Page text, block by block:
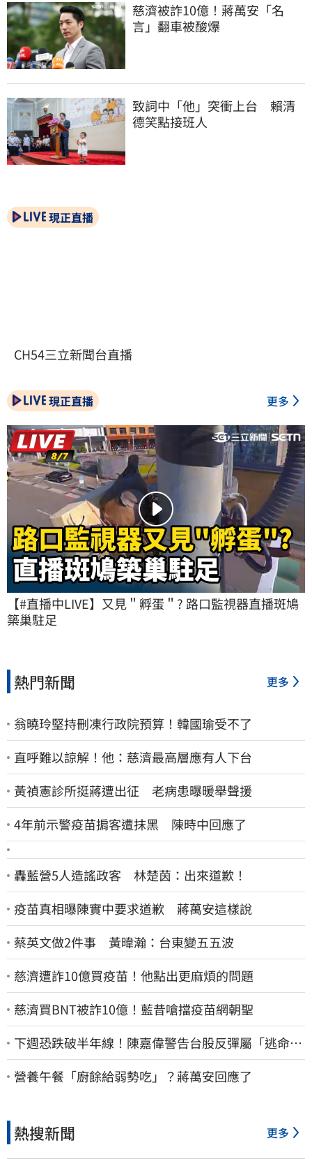
慈濟被詐10億！蔣萬安「名
言」翻車被酸爆
致詞中「他」突衝上台　賴清
德笑點接班人
現正直播
CH54三立新聞台直播
現正直播 更多
【#直播中LIVE】又見＂孵蛋＂? 路口監視器直播斑鳩
築巢駐足
熱門新聞 更多
翁曉玲堅持刪凍行政院預算！韓國瑜受不了
直呼難以諒解！他：慈濟最高層應有人下台
黃禎憲診所挺蔣遭出征 老病患曝暖舉聲援
4年前示警疫苗掮客遭抹黑 陳時中回應了
轟藍營5人造謠政客 林楚茵：出來道歉！
疫苗真相曝陳實中要求道歉 蔣萬安這樣說
蔡英文做2件事 黃暐瀚：台東變五五波
慈濟遭詐10億買疫苗！他點出更麻煩的問題
慈濟買BNT被詐10億！藍昔嗆擋疫苗網朝聖
下週恐跌破半年線！陳嘉偉警告台股反彈屬「逃命
波」：空頭大屠殺剛開始
營養午餐「廚餘給弱勢吃」？蔣萬安回應了
熱搜新聞 更多